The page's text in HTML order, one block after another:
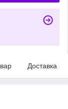
Доставка